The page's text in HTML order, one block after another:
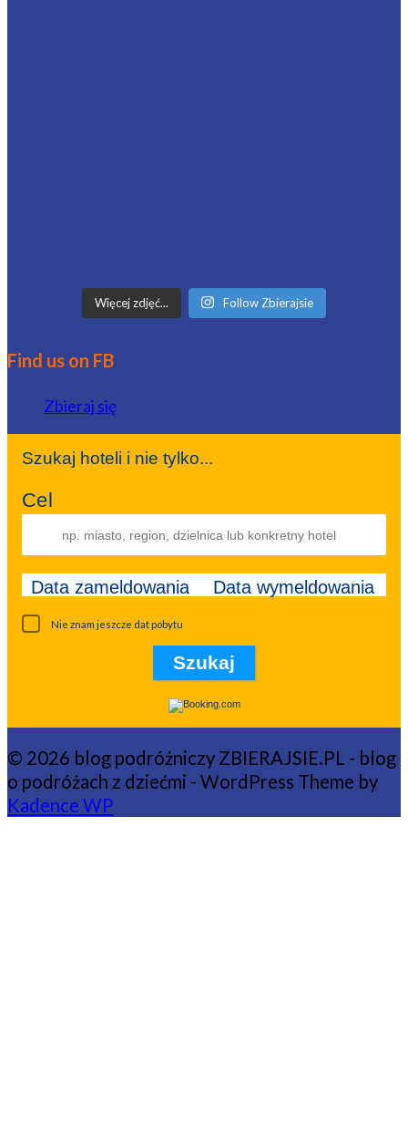
Więcej zdjęć... Follow Zbierajsie
Find us on FB
Zbieraj się
Szukaj hoteli i nie tylko...
Cel
Data zameldowania Data wymeldowania
Nie znam jeszcze dat pobytu
© 2026 blog podróżniczy ZBIERAJSIE.PL - blog
o podróżach z dziećmi - WordPress Theme by
Kadence WP